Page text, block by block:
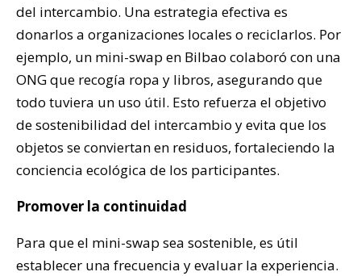
del intercambio. Una estrategia efectiva es
donarlos a organizaciones locales o reciclarlos. Por
ejemplo, un mini-swap en Bilbao colaboró con una
ONG que recogía ropa y libros, asegurando que
todo tuviera un uso útil. Esto refuerza el objetivo
de sostenibilidad del intercambio y evita que los
objetos se conviertan en residuos, fortaleciendo la
conciencia ecológica de los participantes.
Promover la continuidad
Para que el mini-swap sea sostenible, es útil
establecer una frecuencia y evaluar la experiencia.